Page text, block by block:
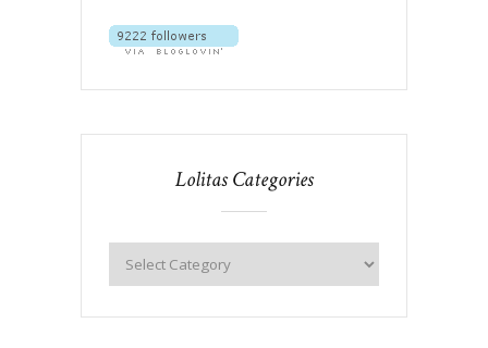
Lolitas Categories